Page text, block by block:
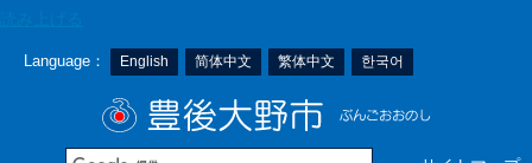
Language： English 简体中文 繁体中文 한국어